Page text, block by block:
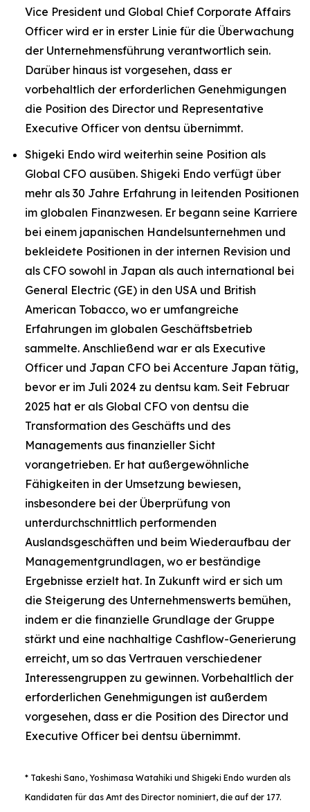
Vice President und Global Chief Corporate Affairs
Officer wird er in erster Linie für die Überwachung
der Unternehmensführung verantwortlich sein.
Darüber hinaus ist vorgesehen, dass er
vorbehaltlich der erforderlichen Genehmigungen
die Position des Director und Representative
Executive Officer von dentsu übernimmt.
Shigeki Endo wird weiterhin seine Position als
Global CFO ausüben. Shigeki Endo verfügt über
mehr als 30 Jahre Erfahrung in leitenden Positionen
im globalen Finanzwesen. Er begann seine Karriere
bei einem japanischen Handelsunternehmen und
bekleidete Positionen in der internen Revision und
als CFO sowohl in Japan als auch international bei
General Electric (GE) in den USA und British
American Tobacco, wo er umfangreiche
Erfahrungen im globalen Geschäftsbetrieb
sammelte. Anschließend war er als Executive
Officer und Japan CFO bei Accenture Japan tätig,
bevor er im Juli 2024 zu dentsu kam. Seit Februar
2025 hat er als Global CFO von dentsu die
Transformation des Geschäfts und des
Managements aus finanzieller Sicht
vorangetrieben. Er hat außergewöhnliche
Fähigkeiten in der Umsetzung bewiesen,
insbesondere bei der Überprüfung von
unterdurchschnittlich performenden
Auslandsgeschäften und beim Wiederaufbau der
Managementgrundlagen, wo er beständige
Ergebnisse erzielt hat. In Zukunft wird er sich um
die Steigerung des Unternehmenswerts bemühen,
indem er die finanzielle Grundlage der Gruppe
stärkt und eine nachhaltige Cashflow-Generierung
erreicht, um so das Vertrauen verschiedener
Interessengruppen zu gewinnen. Vorbehaltlich der
erforderlichen Genehmigungen ist außerdem
vorgesehen, dass er die Position des Director und
Executive Officer bei dentsu übernimmt.
* Takeshi Sano, Yoshimasa Watahiki und Shigeki Endo wurden als
Kandidaten für das Amt des Director nominiert, die auf der 177.